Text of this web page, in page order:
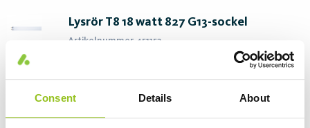
Consent Details About
Lysrör T8 18 watt 827 G13-sockel
Artikelnummer 451152